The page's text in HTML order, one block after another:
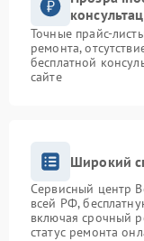
Точные прайс-
ремонта,
бесплатной
сайте
Широкий
Сервисный центр
всей РФ,
включая срочный
статус ремонта